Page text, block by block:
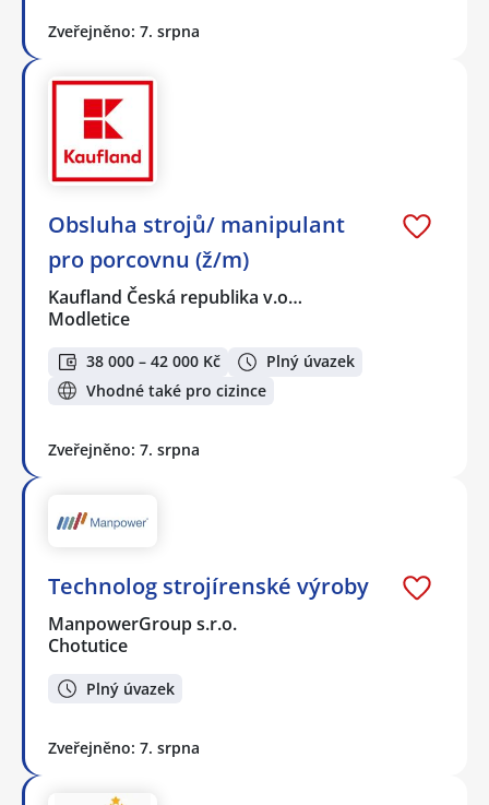
Zveřejněno: 7. srpna
Obsluha strojů/ manipulant
pro porcovnu (ž/m)
Kaufland Česká republika v.o…
Modletice
38 000 – 42 000 Kč
Plný úvazek
Vhodné také pro cizince
Zveřejněno: 7. srpna
Technolog strojírenské výroby
ManpowerGroup s.r.o.
Chotutice
Plný úvazek
Zveřejněno: 7. srpna